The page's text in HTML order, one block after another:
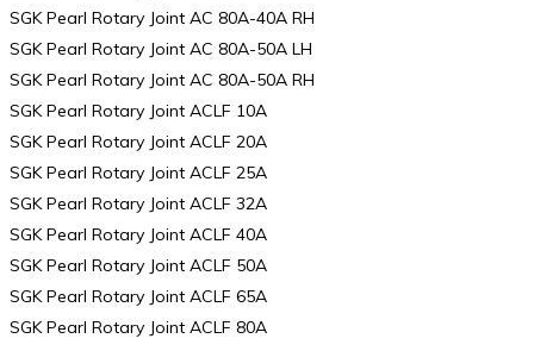
SGK Pearl Rotary Joint AC 80A-40A RH
SGK Pearl Rotary Joint AC 80A-50A LH
SGK Pearl Rotary Joint AC 80A-50A RH
SGK Pearl Rotary Joint ACLF 10A
SGK Pearl Rotary Joint ACLF 20A
SGK Pearl Rotary Joint ACLF 25A
SGK Pearl Rotary Joint ACLF 32A
SGK Pearl Rotary Joint ACLF 40A
SGK Pearl Rotary Joint ACLF 50A
SGK Pearl Rotary Joint ACLF 65A
SGK Pearl Rotary Joint ACLF 80A